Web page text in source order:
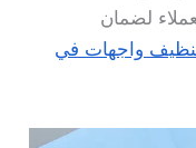
لضمان
واجهات في